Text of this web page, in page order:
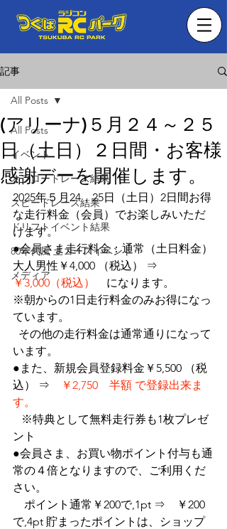
記事
All Posts
イベント
オフロードレース結果
スピードレース結果
ドリフトイベント結果
80年代風 土コースイベント
メディア
All Posts
(アリーナ)５月２４～２５
日（土日）２日間・お客様
感謝デーを開催します。
2025年５月24，25日（土日）2日間お得
な走行料金（会員）でお楽しみいただ
けます。
●会員さま走行料金：通常（土日料金）
大人男性￥4,000 （税込） ⇒
￥3,000（税込）
になります。
※朝からの1日走行料金のみお得になっ
ています。
その他の走行料金は通常通りになって
います。
●また、新規会員登録料金￥5,500 （税
込） ⇒
￥2,750　半額 で登録出来ま
す。
※特典として無料走行券も1枚プレゼ
ント
●会員さま、お買い物ポイント付与も通
常の４倍となりますので、ご利用くだ
さい。
ポイント通常￥200で,1pt ⇒　￥200
で,4pt 貯まったポイントは、ショップ